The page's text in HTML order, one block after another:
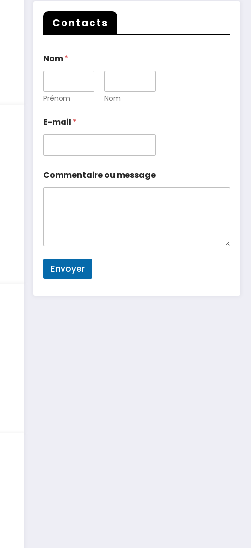
Contacts
Nom*
Prénom Nom
E-mail *
Commentaire ou message
Envoyer